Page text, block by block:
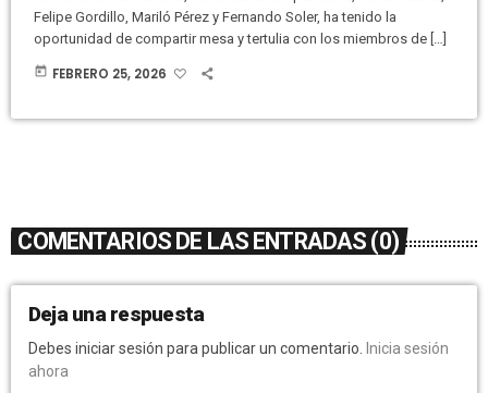
Felipe Gordillo, Mariló Pérez y Fernando Soler, ha tenido la
oportunidad de compartir mesa y tertulia con los miembros de […]
today FEBRERO 25, 2026
COMENTARIOS DE LAS ENTRADAS (0)
Deja una respuesta
Debes iniciar sesión para publicar un comentario.
Inicia sesión
ahora